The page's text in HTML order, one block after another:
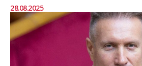
28.08.2025